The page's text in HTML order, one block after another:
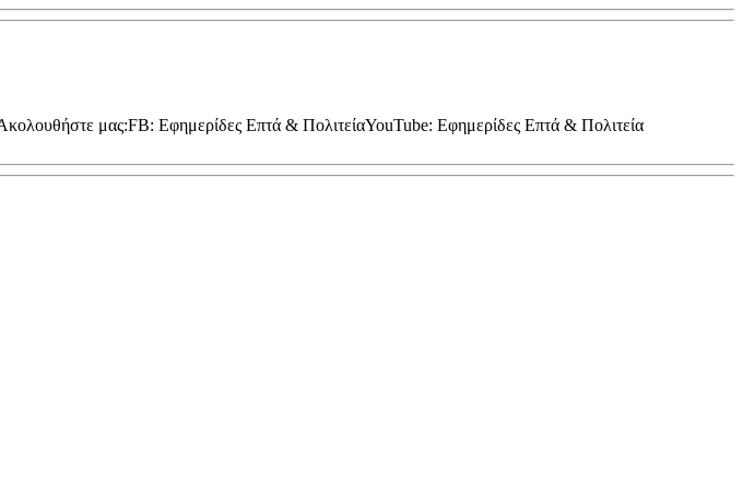
μας:FB: Εφημερίδες Επτά & ΠολιτείαYouTube: Εφημερίδες Επτά & Πολιτεία